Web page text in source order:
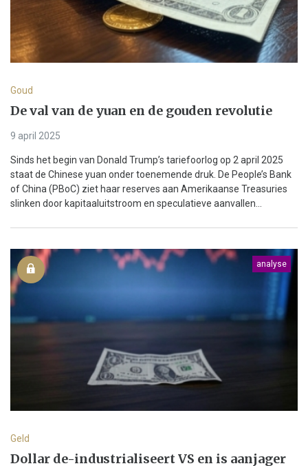
Goud
De val van de yuan en de gouden revolutie
9 april 2025
Sinds het begin van Donald Trump’s tariefoorlog op 2 april 2025
staat de Chinese yuan onder toenemende druk. De People’s Bank
of China (PBoC) ziet haar reserves aan Amerikaanse Treasuries
slinken door kapitaaluitstroom en speculatieve aanvallen...
analyse
Geld
Dollar de-industrialiseert VS en is aanjager